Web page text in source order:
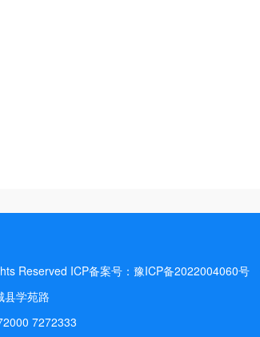
Reserved ICP备案号： 豫ICP备2022004060号
县学苑路
7272333